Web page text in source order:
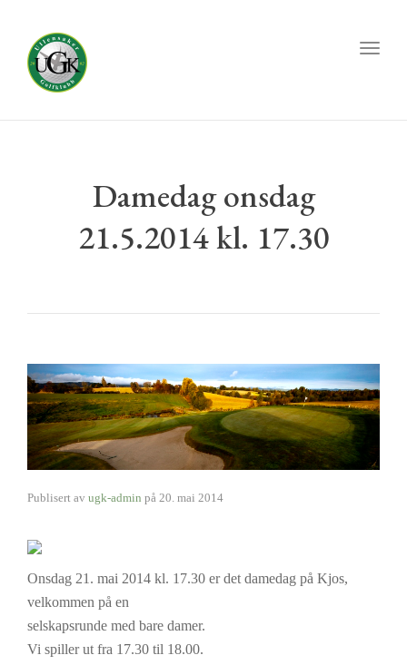
Damedag onsdag
21.5.2014 kl. 17.30
Publisert av ugk-admin på 20. mai 2014
Onsdag 21. mai 2014 kl. 17.30 er det damedag på Kjos,
velkommen på en
selskapsrunde med bare damer.
Vi spiller ut fra 17.30 til 18.00.